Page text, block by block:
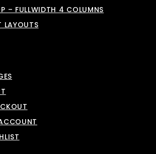
– FULLWIDTH 4 COLUMNS
LAYOUTS